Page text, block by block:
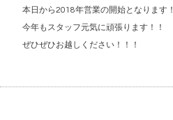
本日から2018年営業の開始となります！
今年もスタッフ元気に頑張ります！！
ぜひぜひお越しください！！！